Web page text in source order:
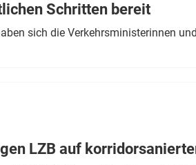
Schritten bereit
sich die Verkehrsministerinnen
LZB auf